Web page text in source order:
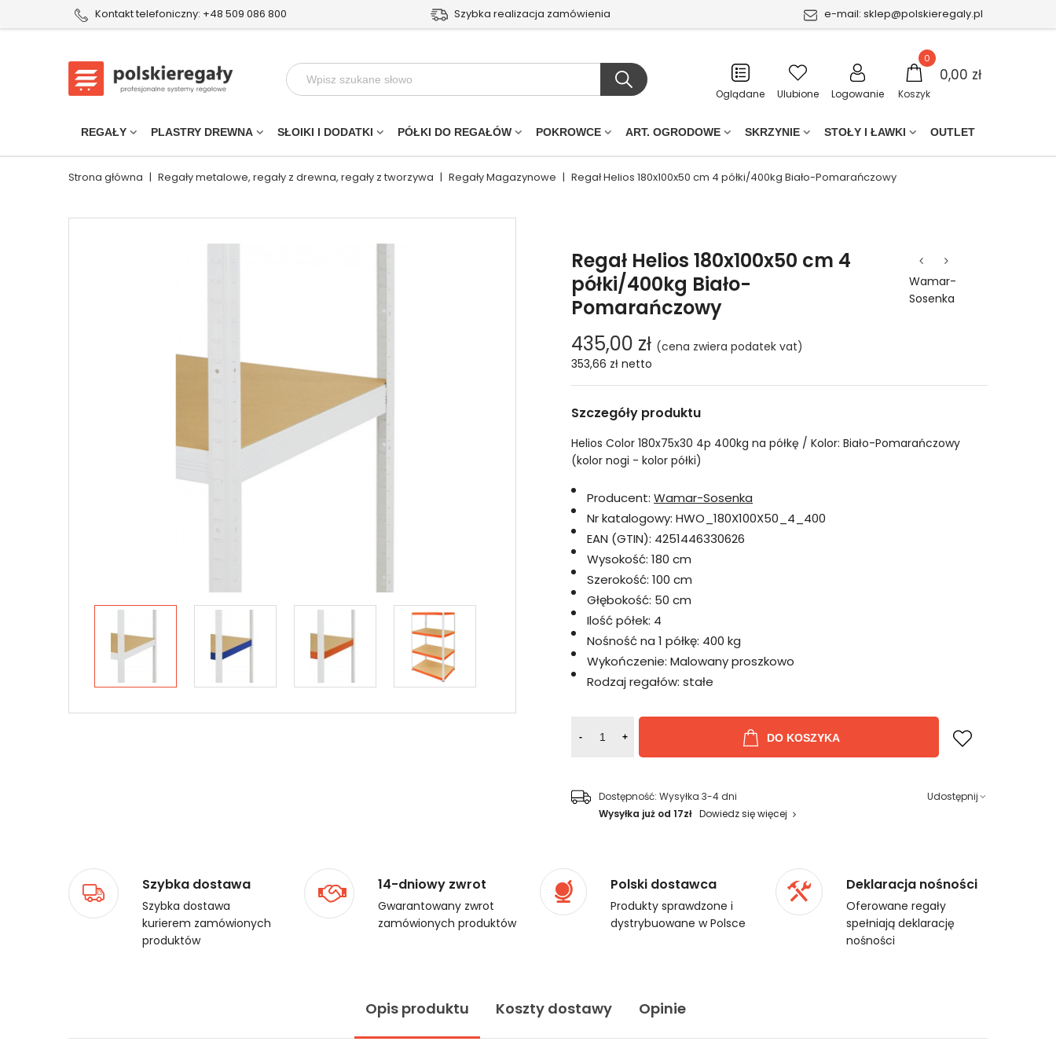
Kontakt telefoniczny: +48 509 086 800 Szybka realizacja zamówienia e-mail: sklep@polskieregaly.pl
Oglądane Ulubione Logowanie Koszyk
0
0,00 zł
REGAŁY PLASTRY DREWNA SŁOIKI I DODATKI PÓŁKI DO REGAŁÓW POKROWCE ART. OGRODOWE SKRZYNIE STOŁY I ŁAWKI OUTLET
Strona główna | Regały metalowe, regały z drewna, regały z tworzywa | Regały Magazynowe | Regał Helios 180x100x50 cm 4 półki/400kg Biało-Pomarańczowy
Regał Helios 180x100x50 cm 4
półki/400kg Biało-
Pomarańczowy
Wamar-
Sosenka
435,00 zł (cena zwiera podatek vat)
353,66 zł netto
Szczegóły produktu
Helios Color 180x75x30 4p 400kg na półkę / Kolor: Biało-Pomarańczowy
(kolor nogi - kolor półki)
Producent: Wamar-Sosenka
Nr katalogowy: HWO_180X100X50_4_400
EAN (GTIN): 4251446330626
Wysokość: 180 cm
Szerokość: 100 cm
Głębokość: 50 cm
Ilość półek: 4
Nośność na 1 półkę: 400 kg
Wykończenie: Malowany proszkowo
Rodzaj regałów: stałe
- + DO KOSZYKA
Dostępność: Wysyłka 3-4 dni
Wysyłka już od 17zł Dowiedz się więcej
Udostępnij
Szybka dostawa
Szybka dostawa
kurierem zamówionych
produktów
14-dniowy zwrot
Gwarantowany zwrot
zamówionych produktów
Polski dostawca
Produkty sprawdzone i
dystrybuowane w Polsce
Deklaracja nośności
Oferowane regały
spełniają deklarację
nośności
Opis produktu Koszty dostawy Opinie